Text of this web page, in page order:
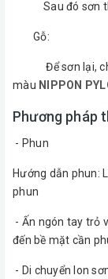
Sau đó sơn
Gỗ:
Để sơn lại, chà
màu NIPPON
Phương pháp
- Phun
Hướng dẫn phun:
phun
- Ấn ngón tay trỏ
đến bề mặt cần
- Di chuyển lon